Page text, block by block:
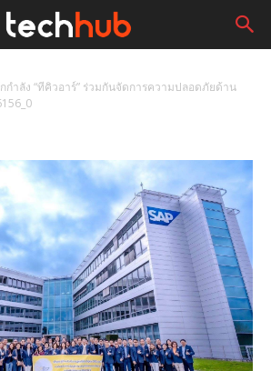
กำลัง “ทีคิวอาร์” ร่วมกันจัดการความปลอดภัยด้าน